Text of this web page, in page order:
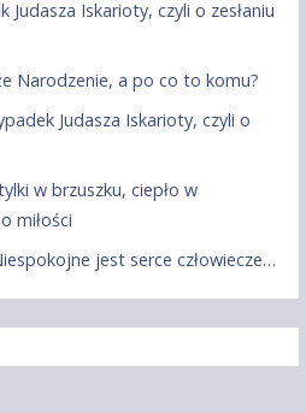
Judasza Iskarioty, czyli o zesłaniu
Narodzenie, a po co to komu?
Judasza Iskarioty, czyli o
w brzuszku, ciepło w
miłości
jest serce człowiecze…